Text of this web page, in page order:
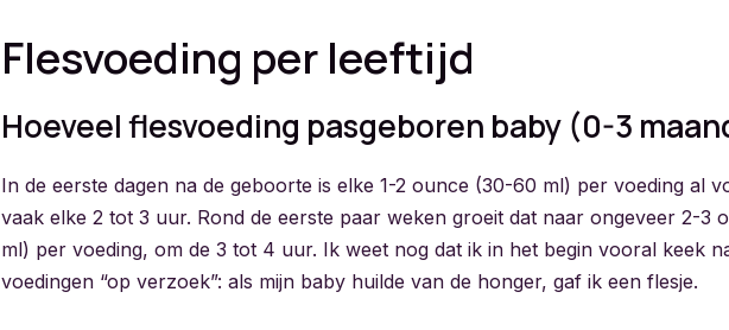
Flesvoeding per leeftijd
Hoeveel flesvoeding pasgeboren baby (0-3
In de eerste dagen na de geboorte is elke 1-2 ounce (30-60 ml) per voeding al
vaak elke 2 tot 3 uur. Rond de eerste paar weken groeit dat naar ongeveer 2-3
ml) per voeding, om de 3 tot 4 uur. Ik weet nog dat ik in het begin vooral keek
voedingen “op verzoek”: als mijn baby huilde van de honger, gaf ik een flesje.